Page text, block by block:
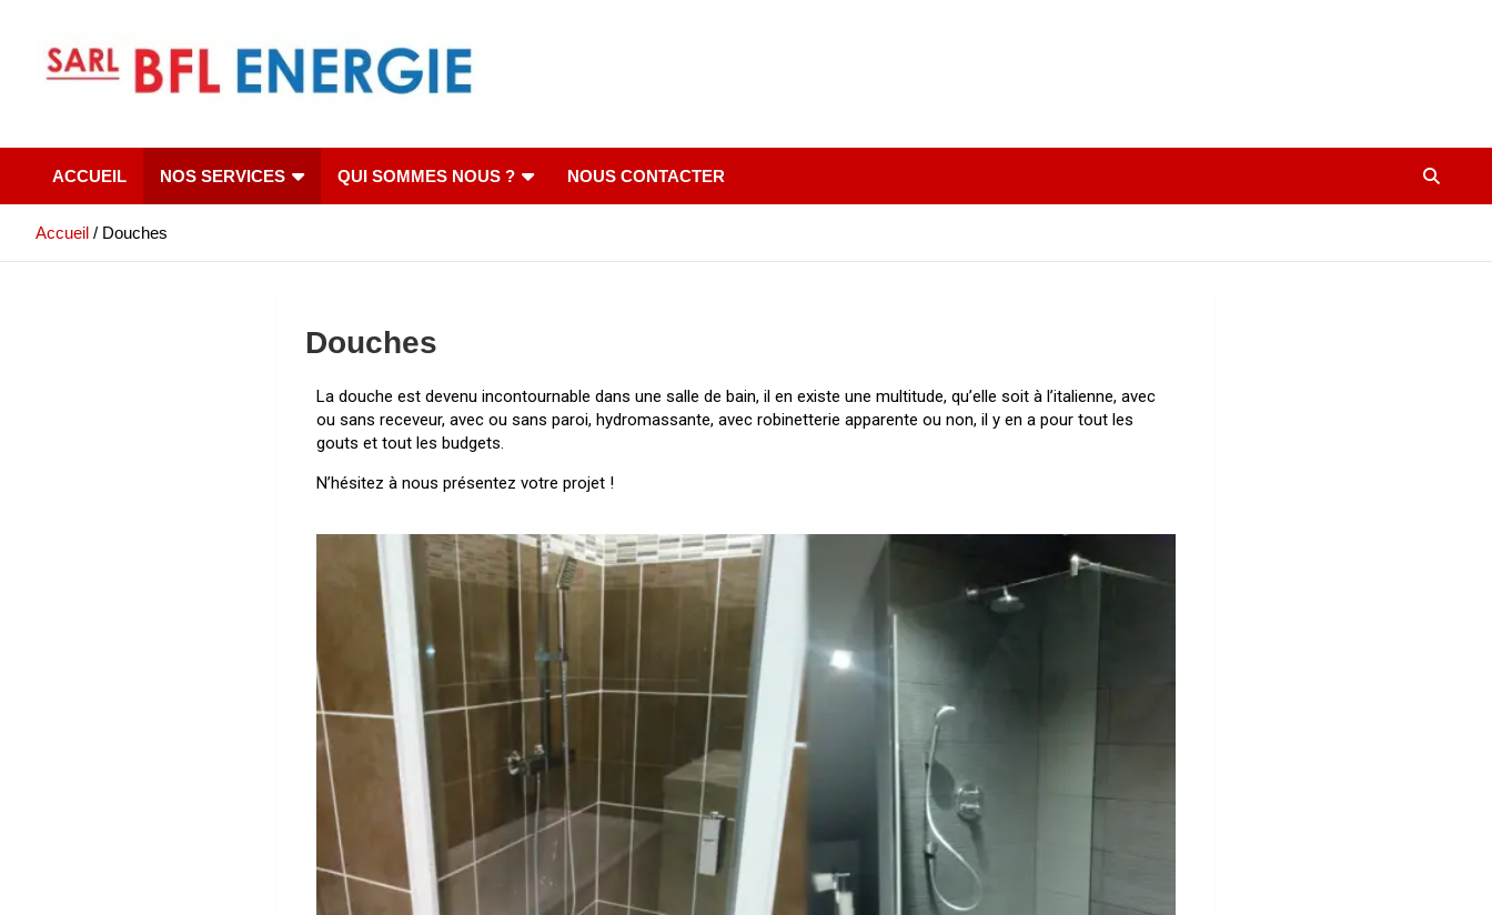
ACCUEIL NOS SERVICES QUI SOMMES NOUS ? NOUS CONTACTER
Accueil Douches
Douches
La douche est devenu incontournable dans une salle de bain, il en existe une multitude, qu’elle soit à l’italienne, avec
ou sans receveur, avec ou sans paroi, hydromassante, avec robinetterie apparente ou non, il y en a pour tout les
gouts et tout les budgets.
N’hésitez à nous présentez votre projet !